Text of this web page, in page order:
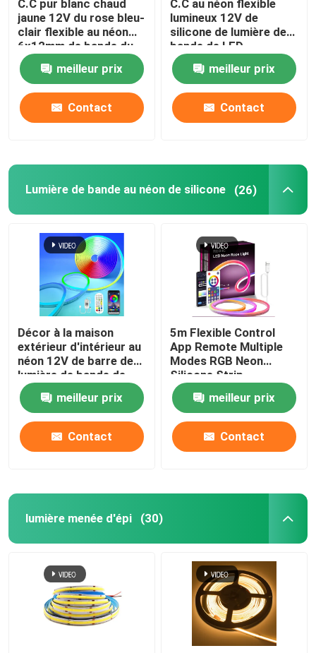
Alimentation d'énergie de module de LED
Accessoires de capteur de LED
Lumière à néon LED extérieure
C.C pur blanc chaud
jaune 12V du rose bleu-
clair flexible au néon
6x12mm de bande du
silicone 9W
meilleur prix
Contact
C.C au néon flexible
lumineux 12V de
silicone de lumière de
bande de LED
imperméabilisent
décoratifmeilleur prix
Contact
Lumière de bande au néon de silicone (26)
Décor à la maison
extérieur d'intérieur au
néon 12V de barre de
lumière de bande de
silicone du monstre 5m
Smart meilleur prix
Contact
5m Flexible Control
App Remote Multiple
Modes RGB Neon
Silicone Strip
meilleur prix
Contact
lumière menée d'épi (30)